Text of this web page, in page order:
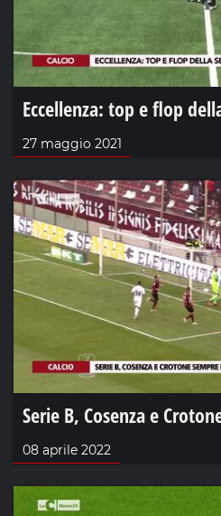
Eccellenza: top e flop
27 maggio 2021
Serie B, Cosenza e
08 aprile 2022